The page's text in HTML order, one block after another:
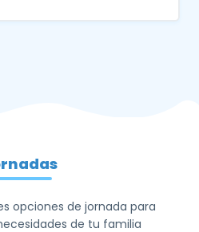
opciones de jornada para
de tu familia